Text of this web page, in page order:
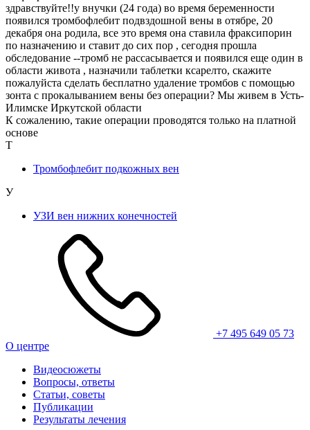
здравствуйте!!у внучки (24 года) во время беременности
появился тромбофлебит подвздошной вены в отябре, 20
декабря она родила, все это время она ставила фраксипорин
по назначению и ставит до сих пор , сегодня прошла
обследование --тромб не рассасывается и появился еще один в
области живота , назначили таблетки ксарелто, скажите
пожалуйста сделать бесплатно удаление тромбов с помощью
зонта с прокалыванием вены без операции? Мы живем в Усть-
Илимске Иркутской области
К сожалению, такие операции проводятся только на платной
основе
Т
Тромбофлебит подкожных вен
У
УЗИ вен нижних конечностей
+7 495 649 05 73
О центре
Видеосюжеты
Вопросы, ответы
Статьи, советы
Публикации
Результаты лечения